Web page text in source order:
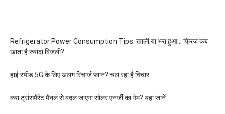
Refrigerator Power Consumption Tips: खाली या भरा हुआ… फ्रिज कब
खाता है ज्यादा बिजली?
हाई स्पीड 5G के लिए अलग रिचार्ज प्लान? चल रहा है विचार
क्या ट्रांसपैरेंट पैनल से बदल जाएगा सोलर एनर्जी का गेम? यहां जानें